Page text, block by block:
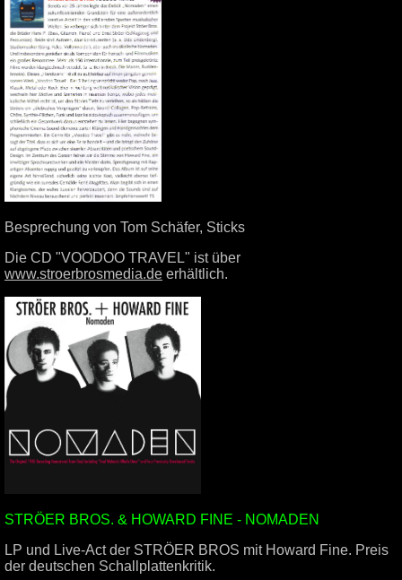
Besprechung von Tom Schäfer, Sticks
Die CD "VOODOO TRAVEL" ist über
www.stroerbrosmedia.de erhältlich.
STRÖER BROS. & HOWARD FINE - NOMADEN
LP und Live-Act der STRÖER BROS mit Howard Fine. Preis
der deutschen Schallplattenkritik.